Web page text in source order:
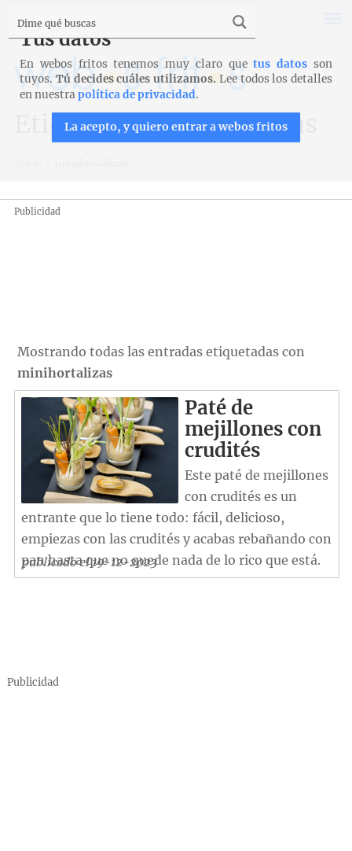
Etiqueta: minihortalizas
Publicidad
Mostrando todas las entradas etiquetadas con
minihortalizas
Paté de
mejillones con
crudités
Este paté de mejillones
con crudités es un
entrante que lo tiene todo: fácil, delicioso,
empiezas con las crudités y acabas rebañando con
pan hasta que no quede nada de lo rico que está.
publicado el 19-12-2023
Publicidad
Tus datos
En webos fritos tenemos muy claro quetus datos son
tuyos. Tú decides cuáles utilizamos. Lee todos los detalles
en nuestrapolítica de privacidad.
La acepto, y quiero entrar a webos fritos